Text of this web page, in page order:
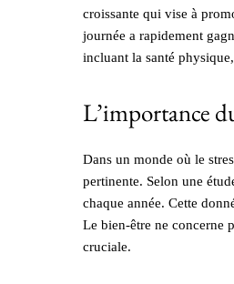
croissante qui vise à
journée a rapidement
incluant la santé
L’importance
Dans un monde où le
pertinente. Selon une
chaque année. Cette
Le bien-être ne concerne
cruciale.